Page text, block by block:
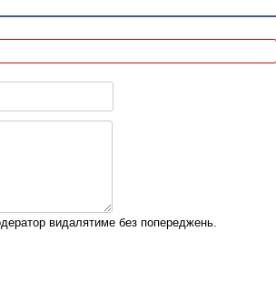
видалятиме без попереджень.